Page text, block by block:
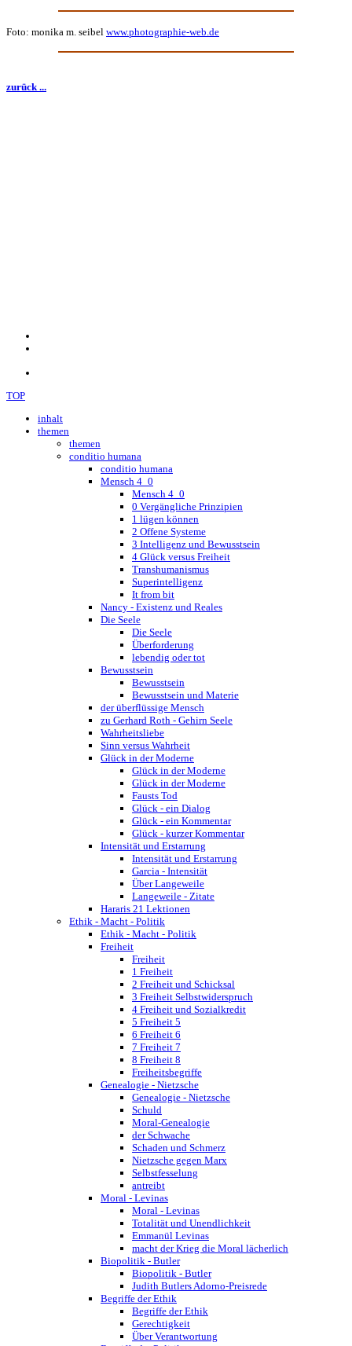
Foto: monika m. seibel www.photographie-web.de
zurück ...
TOP
inhalt
themen
themen
conditio humana
conditio humana
Mensch 4_0
Mensch 4_0
0 Vergängliche Prinzipien
1 lügen können
2 Offene Systeme
3 Intelligenz und Bewusstsein
4 Glück versus Freiheit
Transhumanismus
Superintelligenz
It from bit
Nancy - Existenz und Reales
Die Seele
Die Seele
Überforderung
lebendig oder tot
Bewusstsein
Bewusstsein
Bewusstsein und Materie
der überflüssige Mensch
zu Gerhard Roth - Gehirn Seele
Wahrheitsliebe
Sinn versus Wahrheit
Glück in der Moderne
Glück in der Moderne
Glück in der Moderne
Fausts Tod
Glück - ein Dialog
Glück - ein Kommentar
Glück - kurzer Kommentar
Intensität und Erstarrung
Intensität und Erstarrung
Garcia - Intensität
Über Langeweile
Langeweile - Zitate
Hararis 21 Lektionen
Ethik - Macht - Politik
Ethik - Macht - Politik
Freiheit
Freiheit
1 Freiheit
2 Freiheit und Schicksal
3 Freiheit Selbstwiderspruch
4 Freiheit und Sozialkredit
5 Freiheit 5
6 Freiheit 6
7 Freiheit 7
8 Freiheit 8
Freiheitsbegriffe
Genealogie - Nietzsche
Genealogie - Nietzsche
Schuld
Moral-Genealogie
der Schwache
Schaden und Schmerz
Nietzsche gegen Marx
Selbstfesselung
antreibt
Moral - Levinas
Moral - Levinas
Totalität und Unendlichkeit
Emmanül Levinas
macht der Krieg die Moral lächerlich
Biopolitik - Butler
Biopolitik - Butler
Judith Butlers Adorno-Preisrede
Begriffe der Ethik
Begriffe der Ethik
Gerechtigkeit
Über Verantwortung